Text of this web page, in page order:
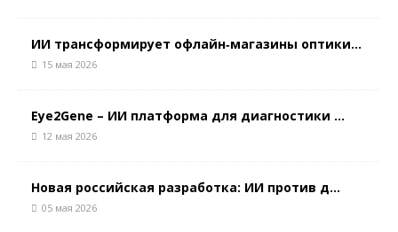
ИИ трансформирует офлайн‑магазины оптики...
15 мая 2026
Eye2Gene – ИИ платформа для диагностики ...
12 мая 2026
Новая российская разработка: ИИ против д...
05 мая 2026